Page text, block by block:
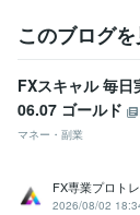
このブログ
FXスキャル 毎
06.07 ゴールド
マネー・副業
FX専業プロト
2026/08/02